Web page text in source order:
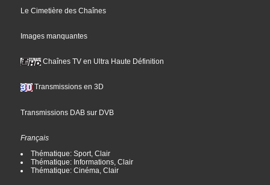
Le Cimetière des Chaînes
Images manquantes
Chaînes TV en Ultra Haute Définition
Transmissions en 3D
Transmissions DAB sur DVB
Français
Thématique: Sport, Clair
Thématique: Informations, Clair
Thématique: Cinéma, Clair